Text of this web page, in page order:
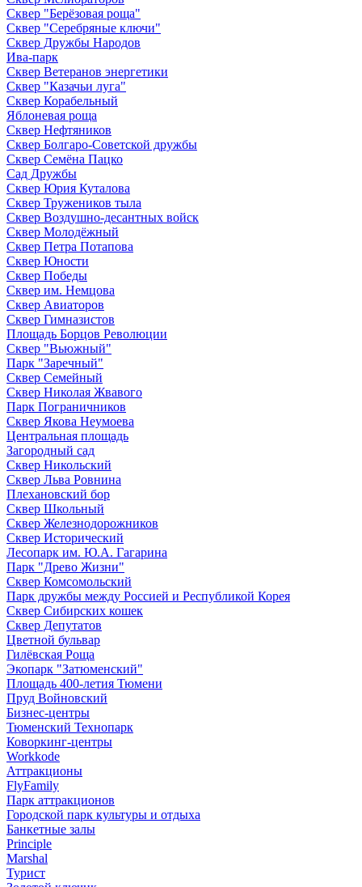
Сквер "Берёзовая роща"
Сквер "Серебряные ключи"
Сквер Дружбы Народов
Ива-парк
Сквер Ветеранов энергетики
Сквер "Казачьи луга"
Сквер Корабельный
Яблоневая роща
Сквер Нефтяников
Сквер Болгаро-Советской дружбы
Сквер Семёна Пацко
Сад Дружбы
Сквер Юрия Куталова
Сквер Тружеников тыла
Сквер Воздушно-десантных войск
Сквер Молодёжный
Сквер Петра Потапова
Сквер Юности
Сквер Победы
Сквер им. Немцова
Сквер Авиаторов
Сквер Гимназистов
Площадь Борцов Революции
Сквер "Вьюжный"
Парк "Заречный"
Сквер Семейный
Сквер Николая Жвавого
Парк Пограничников
Сквер Якова Неумоева
Центральная площадь
Загородный сад
Сквер Никольский
Сквер Льва Ровнина
Плехановский бор
Сквер Школьный
Сквер Железнодорожников
Сквер Исторический
Лесопарк им. Ю.А. Гагарина
Парк "Древо Жизни"
Сквер Комсомольский
Парк дружбы между Россией и Республикой Корея
Сквер Сибирских кошек
Сквер Депутатов
Цветной бульвар
Гилёвская Роща
Экопарк "Затюменский"
Площадь 400-летия Тюмени
Пруд Войновский
Бизнес-центры
Тюменский Технопарк
Коворкинг-центры
Workkode
Аттракционы
FlyFamily
Парк аттракционов
Городской парк культуры и отдыха
Банкетные залы
Principle
Marshal
Турист